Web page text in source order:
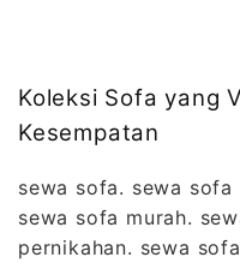
Koleksi Sofa yang
Kesempatan
sewa sofa. sewa
sewa sofa murah.
pernikahan. sewa